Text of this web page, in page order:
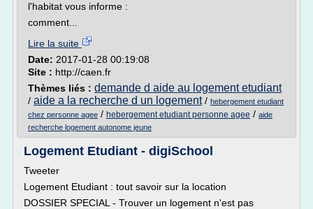
l'habitat vous informe :
comment...
Lire la suite
Date: 2017-01-28 00:19:08
Site : http://caen.fr
Thèmes liés : demande d aide au logement etudiant
/ aide a la recherche d un logement/ hebergement etudiant
chez personne agee / hebergement etudiant personne agee / aide
recherche logement autonome jeune
Logement Etudiant - digiSchool
Tweeter
Logement Etudiant : tout savoir sur la location
DOSSIER SPECIAL - Trouver un logement n'est pas